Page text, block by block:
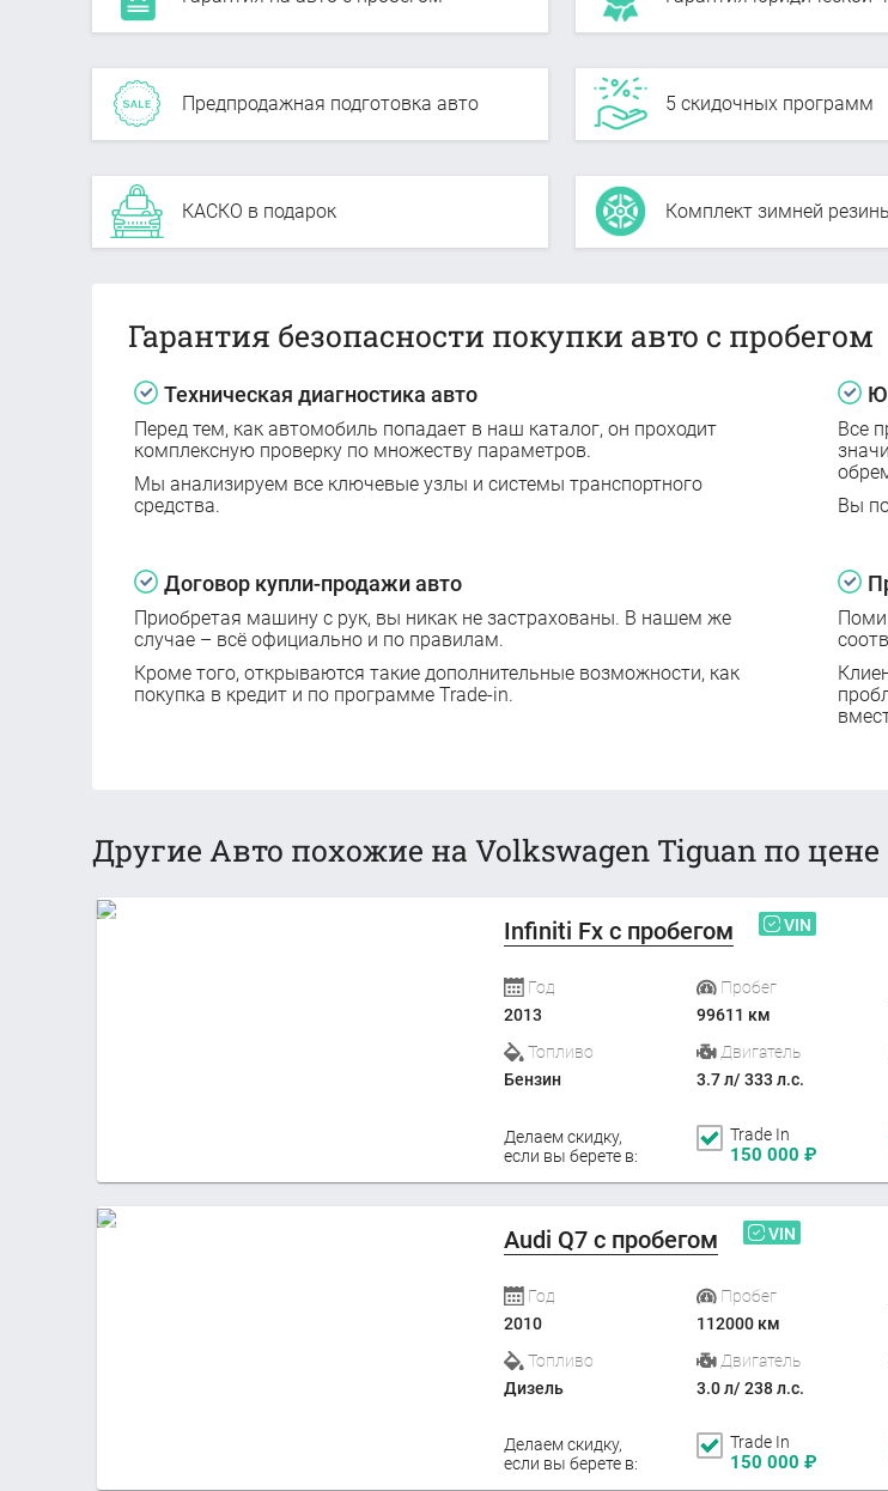
Предпродажная подготовка авто 5 скидочных программ
КАСКО в подарок Комплект зимней
Гарантия безопасности покупки авто с пробегом
Техническая диагностика авто
Перед тем, как автомобиль попадает в наш каталог, он проходит
комплексную проверку по множеству параметров.
Мы анализируем все ключевые узлы и системы транспортного
средства.
Все
Вы
Договор купли-продажи авто
Приобретая машину с рук, вы никак не застрахованы. В нашем же
случае – всё официально и по правилам.
Кроме того, открываются такие дополнительные возможности, как
покупка в кредит и по программе Trade-in.
Другие Авто похожие на Volkswagen Tiguan по цене
Infiniti Fx с пробегом VIN
Год
2013
Пробег
99611 км
Топливо
Бензин
Двигатель
3.7 л/ 333 л.с.
Делаем скидку,
если вы берете в:
Trade In
150 000 ₽
Audi Q7 с пробегом VIN
Год
2010
Пробег
112000 км
Топливо
Дизель
Двигатель
3.0 л/ 238 л.с.
Делаем скидку,
если вы берете в:
Trade In
150 000 ₽